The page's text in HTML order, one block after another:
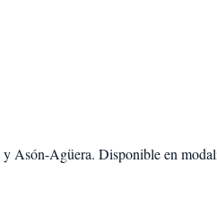
y Asón-Agüera. Disponible en